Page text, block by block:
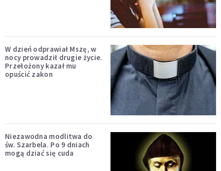
W dzień odprawiał Mszę, w
nocy prowadził drugie życie.
Przełożony kazał mu
opuścić zakon
Niezawodna modlitwa do
św. Szarbela. Po 9 dniach
mogą dziać się cuda